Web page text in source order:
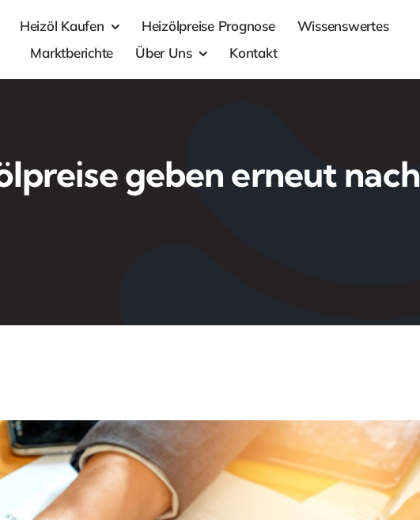
Heizöl Kaufen Heizölpreise Prognose
Wissenswertes
Marktberichte
Über Uns Kontakt
geben erneut nach